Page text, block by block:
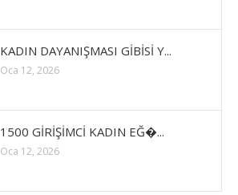
KADIN DAYANIŞMASI GİBİSİ Y...
Oca 12, 2026
1500 GİRİŞİMCİ KADIN EĞ�...
Oca 12, 2026